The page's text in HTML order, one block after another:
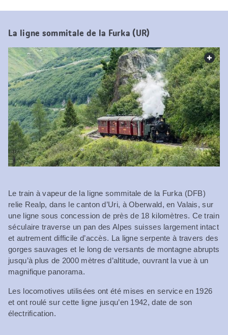
La ligne sommitale de la Furka (UR)
Le train à vapeur de la ligne sommitale de la Furka (DFB)
relie Realp, dans le canton d’Uri, à Oberwald, en Valais, sur
une ligne sous concession de près de 18 kilomètres. Ce train
séculaire traverse un pan des Alpes suisses largement intact
et autrement difficile d’accès. La ligne serpente à travers des
gorges sauvages et le long de versants de montagne abrupts
jusqu’à plus de 2000 mètres d’altitude, ouvrant la vue à un
magnifique panorama.
Les locomotives utilisées ont été mises en service en 1926
et ont roulé sur cette ligne jusqu’en 1942, date de son
électrification.